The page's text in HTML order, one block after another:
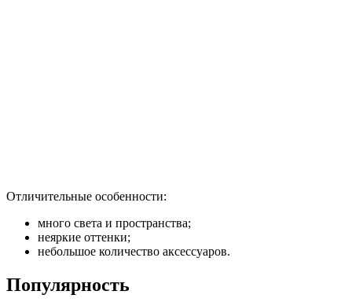
Отличительные особенности:
много света и пространства;
неяркие оттенки;
небольшое количество аксессуаров.
Популярность